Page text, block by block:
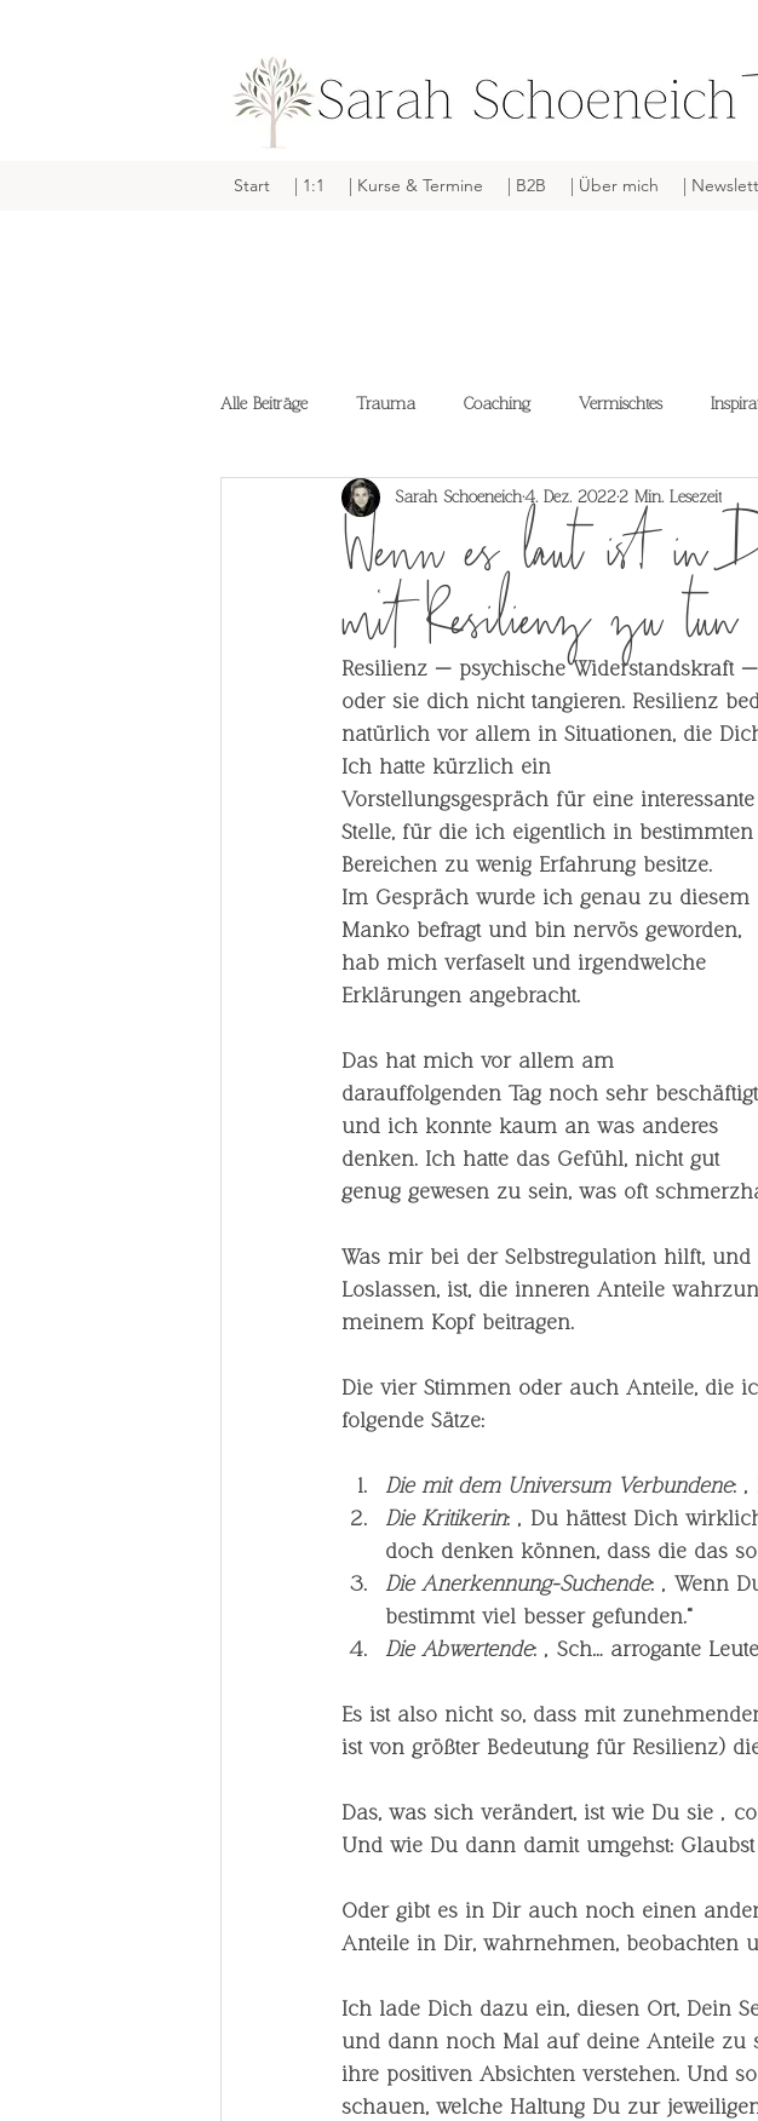
Start | 1:1 | Kurse & Termine | B2B | Über mich |
Alle Beiträge Trauma Coaching Vermischtes
Wenn es laut ist in
mit Resilienz zu
Sarah Schoeneich4. Dez. 20222 Min. Lesezeit
Resilienz — psychische Widerstandskraft
oder sie dich nicht tangieren. Resilienz
natürlich vor allem in Situationen, die
Ich hatte kürzlich ein
Vorstellungsgespräch für eine interessante
Stelle, für die ich eigentlich in bestimmten
Bereichen zu wenig Erfahrung besitze.
Im Gespräch wurde ich genau zu diesem
Manko befragt und bin nervös geworden,
hab mich verfaselt und irgendwelche
Erklärungen angebracht.
Das hat mich vor allem am
darauffolgenden Tag noch sehr beschäftigt
und ich konnte kaum an was anderes
denken. Ich hatte das Gefühl, nicht gut
genug gewesen zu sein, was oft
Was mir bei der Selbstregulation hilft,
Loslassen, ist, die inneren Anteile
meinem Kopf beitragen.
Die vier Stimmen oder auch Anteile, die
folgende Sätze:
Die mit dem Universum Verbundene:
Die Kritikerin: „Du hättest Dich
doch denken können, dass die das so
Die Anerkennung-Suchende: „Wenn
bestimmt viel besser gefunden.“
Die Abwertende: „Sch… arrogante
Es ist also nicht so, dass mit
ist von größter Bedeutung für Resilienz)
Das, was sich verändert, ist wie Du sie
Und wie Du dann damit umgehst:
Oder gibt es in Dir auch noch einen
Anteile in Dir, wahrnehmen, beobachten
Ich lade Dich dazu ein, diesen Ort, Dein
und dann noch Mal auf deine Anteile zu
ihre positiven Absichten verstehen. Und
schauen, welche Haltung Du zur